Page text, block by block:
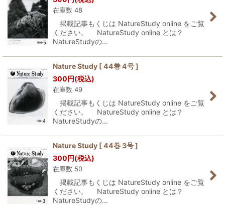
在庫数 48
掲載記事もくじは NatureStudy online をご覧
ください。 NatureStudy online とは？
NatureStudyの…
Nature Study [ 44巻 4号 ]
300円(税込)
在庫数 49
掲載記事もくじは NatureStudy online をご覧
ください。 NatureStudy online とは？
NatureStudyの…
Nature Study [ 44巻 3号 ]
300円(税込)
在庫数 50
掲載記事もくじは NatureStudy online をご覧
ください。 NatureStudy online とは？
NatureStudyの…